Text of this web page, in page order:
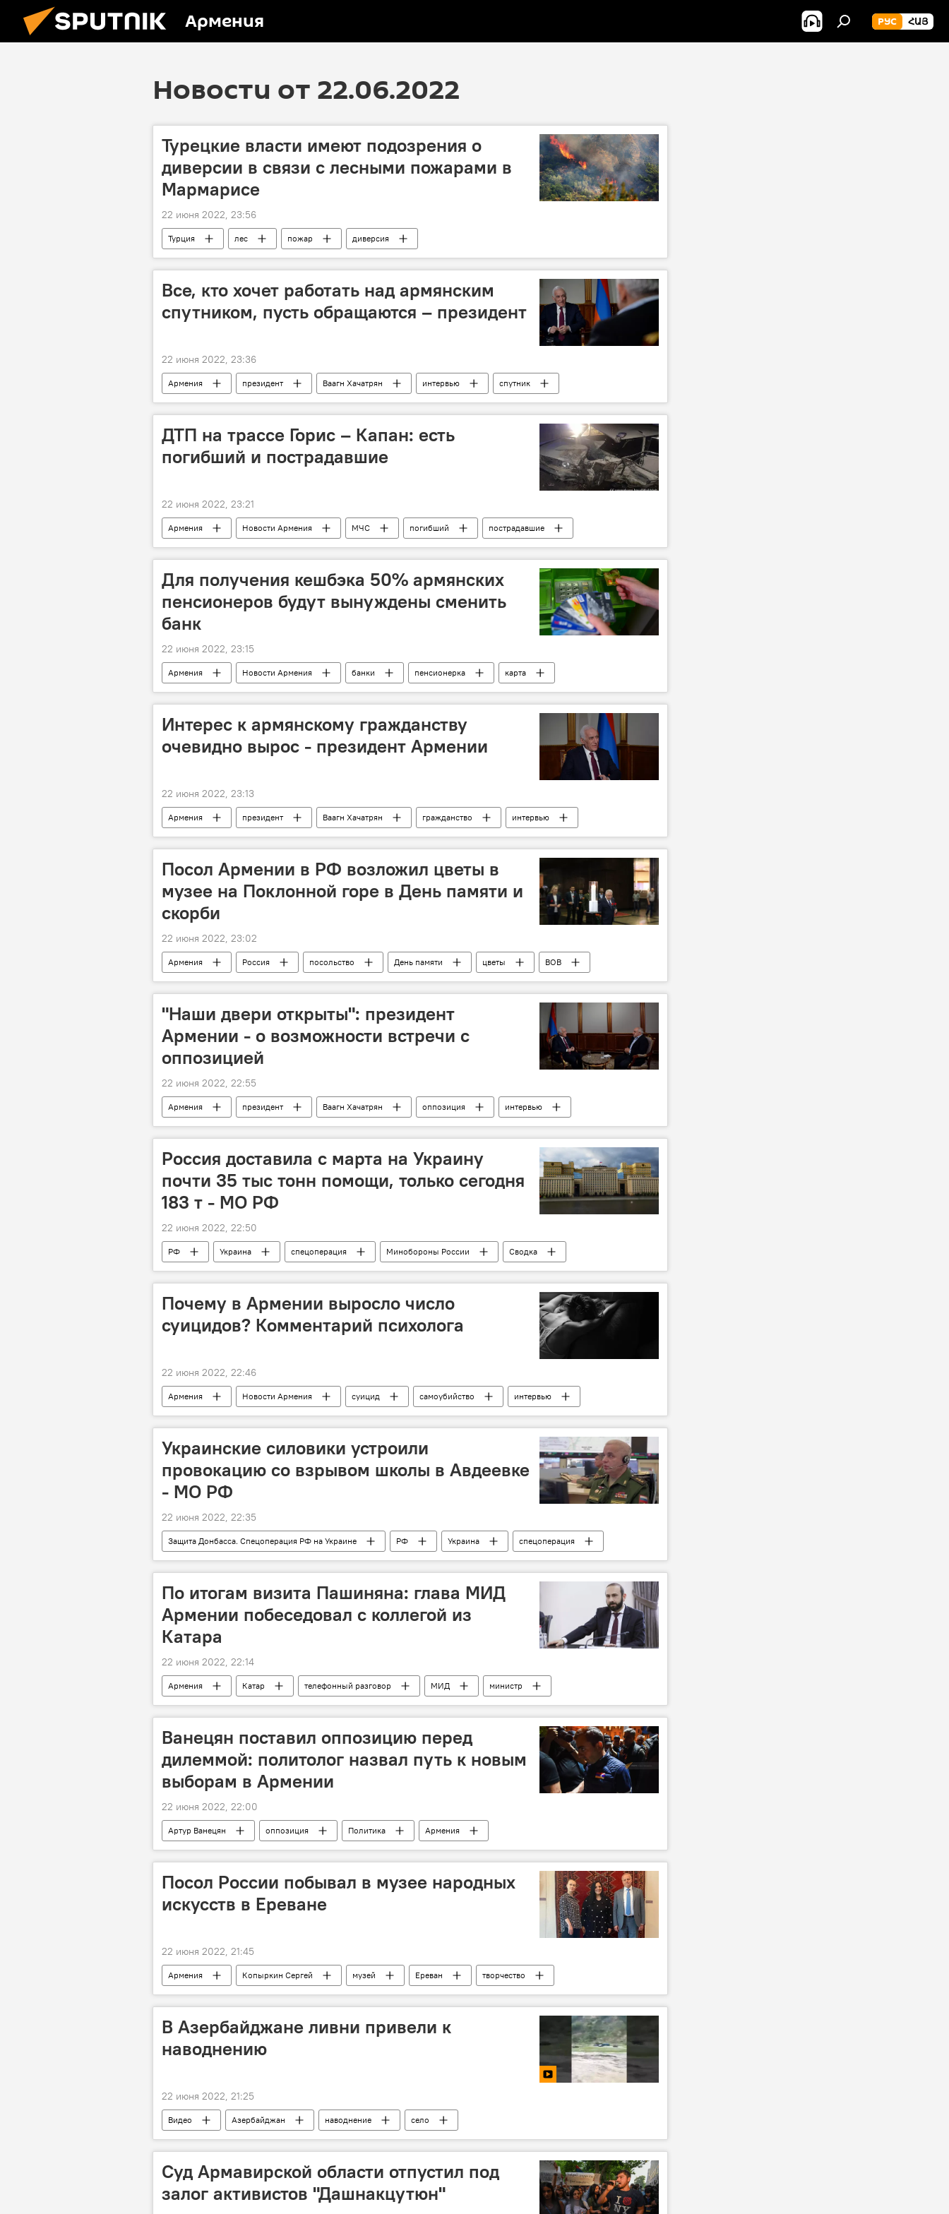
Армения РУС ՀԱՅ
Новости от 22.06.2022
Турецкие власти имеют подозрения о
диверсии в связи с лесными пожарами в
Мармарисе
22 июня 2022, 23:56
Турция лес пожар диверсия
Все, кто хочет работать над армянским
спутником, пусть обращаются – президент
22 июня 2022, 23:36
Армения президент Ваагн Хачатрян интервью спутник
ДТП на трассе Горис – Капан: есть
погибший и пострадавшие
22 июня 2022, 23:21
Армения Новости Армения МЧС погибший
пострадавшие
Происшествия и инциденты в Армении
Сюник ДТП
Для получения кешбэка 50% армянских
пенсионеров будут вынуждены сменить
банк
22 июня 2022, 23:15
Армения Новости Армения банки пенсионерка
карта
программа
социальная сфера
Интерес к армянскому гражданству
очевидно вырос - президент Армении
22 июня 2022, 23:13
Армения президент Ваагн Хачатрян гражданство интервью
Посол Армении в РФ возложил цветы в
музее на Поклонной горе в День памяти и
скорби
22 июня 2022, 23:02
Армения Россия посольство День памяти цветы ВОВ
"Наши двери открыты": президент
Армении - о возможности встречи с
оппозицией
22 июня 2022, 22:55
Армения президент Ваагн Хачатрян оппозиция интервью
Россия доставила с марта на Украину
почти 35 тыс тонн помощи, только сегодня
183 т - МО РФ
22 июня 2022, 22:50
РФ Украина спецоперация Минобороны России Сводка
Почему в Армении выросло число
суицидов? Комментарий психолога
22 июня 2022, 22:46
Армения Новости Армения суицид самоубийство
интервью
психолог
Украинские силовики устроили
провокацию со взрывом школы в Авдеевке
- МО РФ
22 июня 2022, 22:35
Защита Донбасса. Спецоперация РФ на Украине РФ Украина
спецоперация
Минобороны России
Сводка
По итогам визита Пашиняна: глава МИД
Армении побеседовал с коллегой из
Катара
22 июня 2022, 22:14
Армения Катар телефонный разговор МИД
министр
Арарат Мирзоян
Ванецян поставил оппозицию перед
дилеммой: политолог назвал путь к новым
выборам в Армении
22 июня 2022, 22:00
Артур Ванецян оппозиция Политика Армения
Посол России побывал в музее народных
искусств в Ереване
22 июня 2022, 21:45
Армения Копыркин Сергей музей Ереван творчество
В Азербайджане ливни привели к
наводнению
22 июня 2022, 21:25
Видео Азербайджан наводнение село
Суд Армавирской области отпустил под
залог активистов "Дашнакцутюн"